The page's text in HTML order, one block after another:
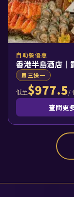
自助餐優惠
香港半島酒店｜
買三送一
低至$977.5/
查閱更